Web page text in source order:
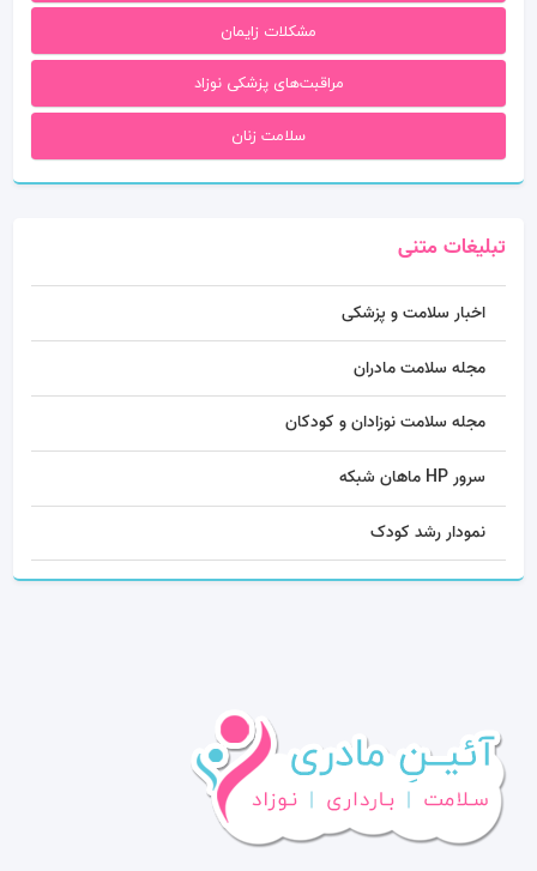
مشکلات زایمان
مراقبت‌های پزشکی نوزاد
سلامت زنان
تبلیغات متنی
اخبار سلامت و پزشکی
مجله سلامت مادران
مجله سلامت نوزادان و کودکان
سرور HP ماهان شبکه
نمودار رشد کودک